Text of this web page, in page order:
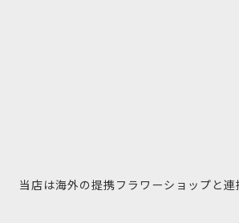
当店は海外の提携フラワーショップと